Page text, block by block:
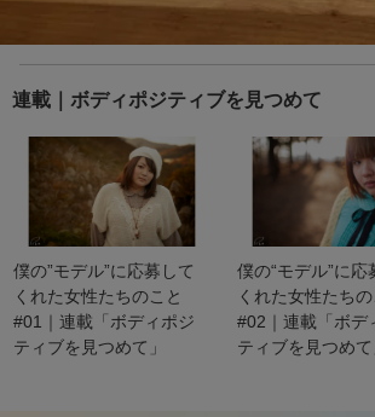
連載｜ボディポジティブを見つめて
僕の”モデル”に応募して
くれた女性たちのこと
#01｜連載「ボディポジ
ティブを見つめて」
僕の“モデル”に応
くれた女性たちの
#02｜連載「ボデ
ティブを見つめて